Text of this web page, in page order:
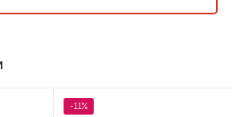
-11%